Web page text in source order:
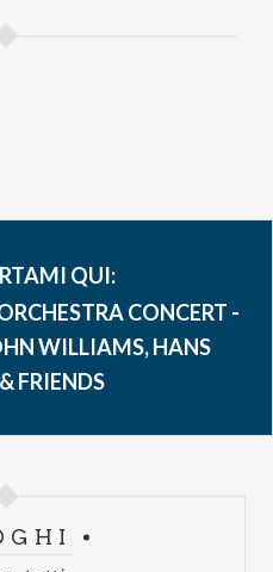
QUI:
CONCERT -
WILLIAMS, HANS
FRIENDS